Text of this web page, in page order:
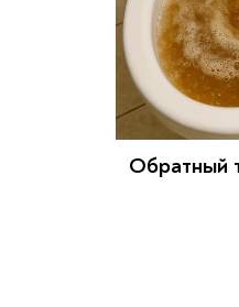
Обратный